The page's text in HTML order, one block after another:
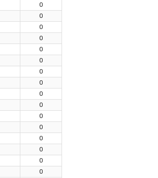
0
0
0
0
0
0
0
0
0
0
0
0
0
0
0
0